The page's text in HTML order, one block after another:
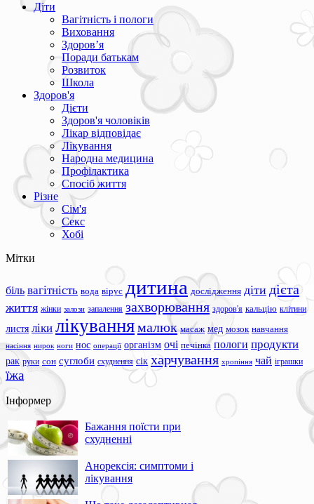
Діти
Вагітність і пологи
Виховання
Здоров’я
Поради батькам
Розвиток
Школа
Здоров'я
Дієти
Здоров'я чоловіків
Лікар відповідає
Лікування
Народна медицина
Профілактика
Спосіб життя
Різне
Сім'я
Секс
Хобі
Мітки
біль вагітність вода вірус дитина дослідження діти дієта
життя жінки залози запалення захворювання здоров'я кальцію клітини
листя ліки лікуваннямалюк масаж мед мозок навчання
насіння нирок ноги нос операції організм очі печінка пологи продукти
рак руки сон суглоби схуднення сік харчування хропіння чай іграшки
їжа
Інформер
Бажання поїсти при
схудненні
Анорексія: симптоми і
лікування